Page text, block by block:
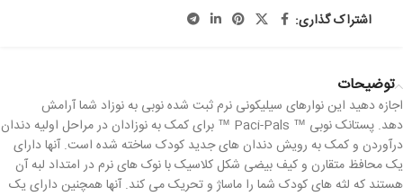
اشتراک گذاری:
توضیحات
اجازه دهید این نوارهای سیلیکونی نرم ثبت شده نوبی به نوزاد شما آرامش
دهد. پستانک نوبی ™ Paci-Pals ™ برای کمک به نوزادان در مراحل اولیه دندان
درآوردن و کمک به رویش دندان های جدید کودک ساخته شده است. آنها دارای
یک محافظ متقارن و کیف بیضی شکل کلاسیک با نوک های نرم در امتداد لبه آن
هستند که لثه های کودک شما را ماساژ و تحریک می کند. آنها همچنین دارای یک